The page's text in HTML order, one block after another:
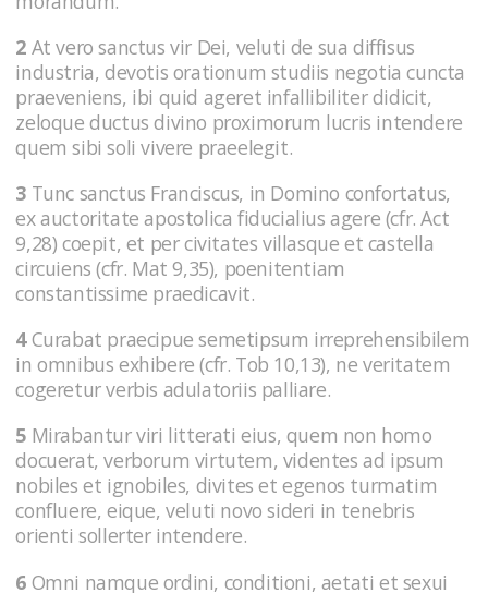
2 At vero sanctus vir Dei, veluti de sua diffisus
industria, devotis orationum studiis negotia cuncta
praeveniens, ibi quid ageret infallibiliter didicit,
zeloque ductus divino proximorum lucris intendere
quem sibi soli vivere praeelegit.
3 Tunc sanctus Franciscus, in Domino confortatus,
ex auctoritate apostolica fiducialius agere (cfr. Act
9,28) coepit, et per civitates villasque et castella
circuiens (cfr. Mat 9,35), poenitentiam
constantissime praedicavit.
4Curabat praecipue semetipsum irreprehensibilem
in omnibus exhibere (cfr. Tob 10,13), ne veritatem
cogeretur verbis adulatoriis palliare.
5 Mirabantur viri litterati eius, quem non homo
docuerat, verborum virtutem, videntes ad ipsum
nobiles et ignobiles, divites et egenos turmatim
confluere, eique, veluti novo sideri in tenebris
orienti sollerter intendere.
6 Omni namque ordini, conditioni, aetati et sexui